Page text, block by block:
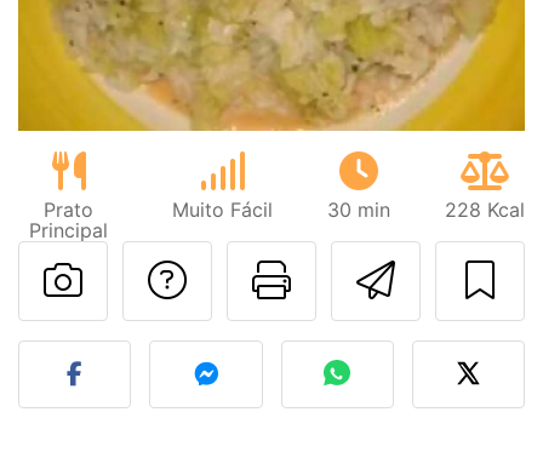
Prato
Principal
Muito Fácil 30 min 228 Kcal
Imprima
Falar com o autor
Fez esta receita?